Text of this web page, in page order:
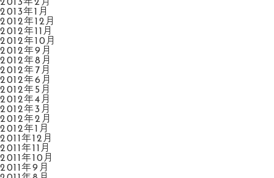
2013年2月
2013年1月
2012年12月
2012年11月
2012年10月
2012年9月
2012年8月
2012年7月
2012年6月
2012年5月
2012年4月
2012年3月
2012年2月
2012年1月
2011年12月
2011年11月
2011年10月
2011年9月